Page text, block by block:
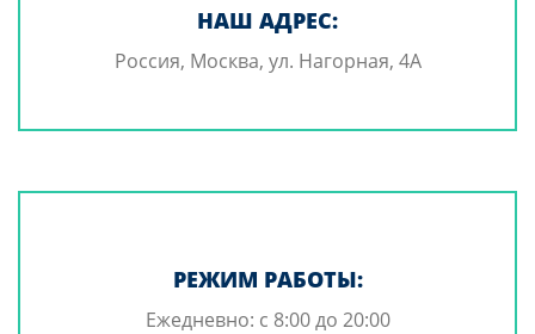
НАШ АДРЕС:
Россия, Москва, ул. Нагорная, 4А
РЕЖИМ РАБОТЫ:
Ежедневно: с 8:00 до 20:00